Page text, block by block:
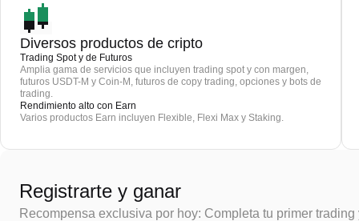
Diversos productos de cripto
Trading Spot y de Futuros
Amplia gama de servicios que incluyen trading spot y con margen,
futuros USDT-M y Coin-M, futuros de copy trading, opciones y bots de
trading.
Rendimiento alto con Earn
Varios productos Earn incluyen Flexible, Flexi Max y Staking.
Registrarte y ganar
Recompensa exclusiva por hoy: Completa tu primer